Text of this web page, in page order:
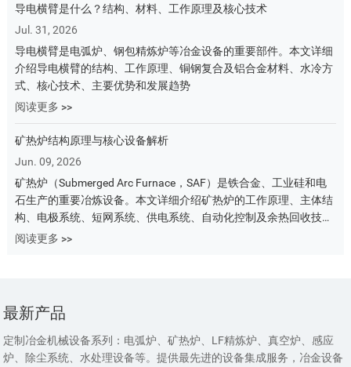
导电横臂是什么？结构、材料、工作原理及核心技术
Jul. 31, 2026
导电横臂是电弧炉、钢包精炼炉等冶金设备的重要部件。本文详细
介绍导电横臂的结构、工作原理、铜钢复合及铝合金材料、水冷方
式、核心技术、主要优势和发展趋势
阅读更多 >>
矿热炉结构原理与核心设备解析
Jun. 09, 2026
矿热炉（Submerged Arc Furnace，SAF）是铁合金、工业硅和电
石生产的重要冶炼设备。本文详细介绍矿热炉的工作原理、主体结
构、电极系统、短网系统、供电系统、自动化控制及余热回收技
术，帮助您全面了解矿热炉设备组成与运行机制。
阅读更多 >>
最新产品
定制冶金机械设备系列：电弧炉、矿热炉、LF精炼炉、真空炉、感应
炉、除尘系统、水处理设备等。提供最先进的设备集成服务，冶金设备